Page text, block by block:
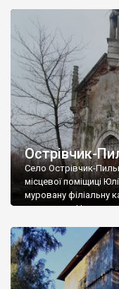
краси
сподобались
оригінальний замок
[…]
Острівчик-
Село Острівчик-
місцевої поміщиці
муровану філіальну
усипальню. Напевне
колгоспною коморою
чудова будівля
[…]